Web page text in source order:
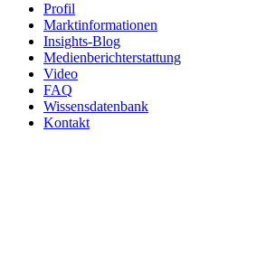
Profil
Marktinformationen
Insights-Blog
Medienberichterstattung
Video
FAQ
Wissensdatenbank
Kontakt